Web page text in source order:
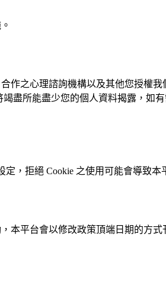
作之心理諮詢機構以及其他您授權
盡所能盡少您的個人資料揭露，如
，拒絕 Cookie 之使用可能會導致本
本平台會以修改政策頂端日期的方式